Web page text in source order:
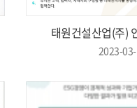
태원건설산업(주)
2023-